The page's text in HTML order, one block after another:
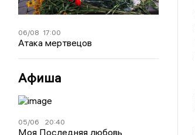
06/08 17:00
Атака мертвецов
Афиша
05/06 20:40
Моя Последняя любовь